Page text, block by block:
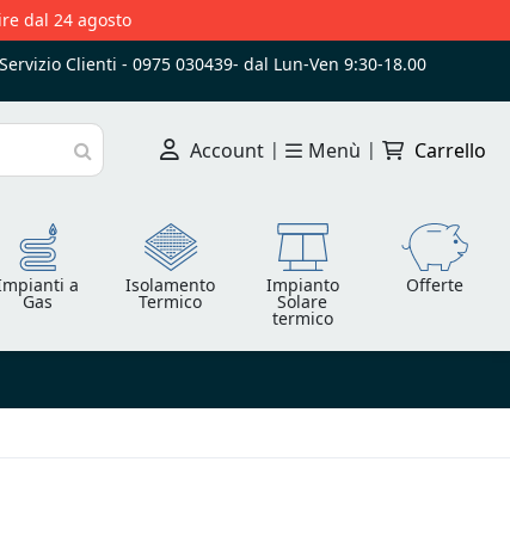
dal 24 agosto
Servizio Clienti - 0975 030439- dal Lun-Ven 9:30-18.00
Cerca
Account | Menù | Carrello
a
Gas
Isolamento
Termico
Impianto
Solare
termico
Offerte